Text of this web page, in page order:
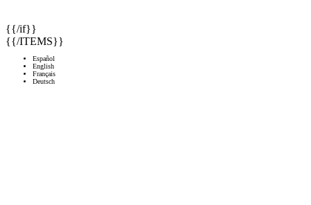
{{/if}}
{{/ITEMS}}
Español
English
Français
Deutsch